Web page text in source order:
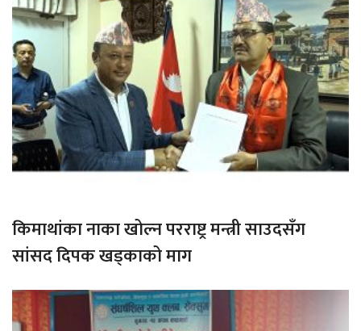
किमाथांका नाका खोल्न परराष्ट्र मन्त्री साउदसँग
सांसद दिपक खड्काको माग